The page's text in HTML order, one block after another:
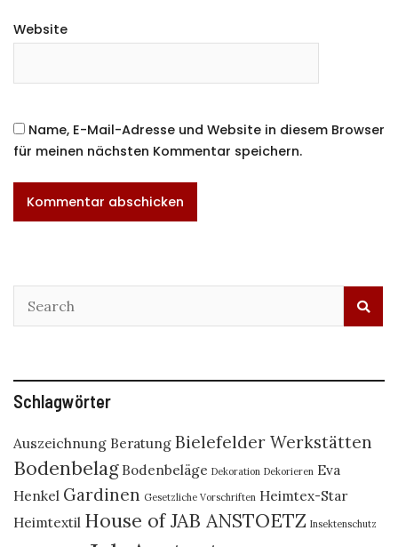
Website
Name, E-Mail-Adresse und Website in diesem Browser
für meinen nächsten Kommentar speichern.
Schlagwörter
Auszeichnung Beratung Bielefelder Werkstätten
Bodenbelag Bodenbeläge Dekoration Dekorieren Eva
Henkel Gardinen Gesetzliche Vorschriften Heimtex-Star
Heimtextil House of JAB ANSTOETZ Insektenschutz